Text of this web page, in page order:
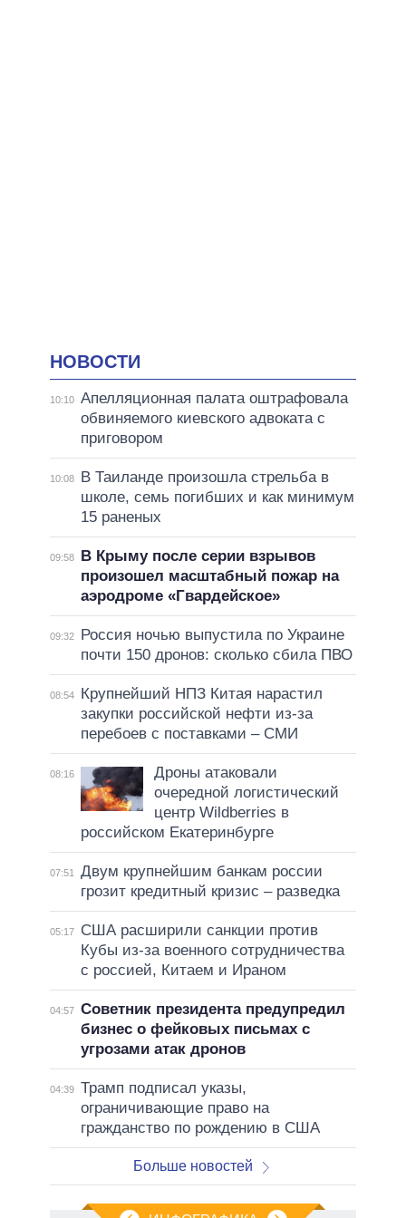
НОВОСТИ
10:10 Апелляционная палата оштрафовала
обвиняемого киевского адвоката с
приговором
10:08
В Таиланде произошла стрельба в
школе, семь погибших и как минимум
15 раненых
09:58
В Крыму после серии взрывов
произошел масштабный пожар на
аэродроме «Гвардейское»
09:32
Россия ночью выпустила по Украине
почти 150 дронов: сколько сбила ПВО
08:54
Крупнейший НПЗ Китая нарастил
закупки российской нефти из-за
перебоев с поставками – СМИ
08:16
Дроны атаковали
очередной логистический
центр Wildberries в
российском Екатеринбурге
07:51
Двум крупнейшим банкам россии
грозит кредитный кризис – разведка
05:17
США расширили санкции против
Кубы из-за военного сотрудничества
с россией, Китаем и Ираном
04:57 Советник президента предупредил
бизнес о фейковых письмах с
угрозами атак дронов
04:39 Трамп подписал указы,
ограничивающие право на
гражданство по рождению в США
Больше новостей